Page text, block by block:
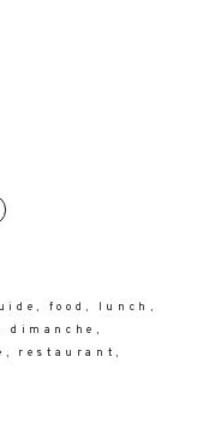
food lunch
dimanche
restaurant